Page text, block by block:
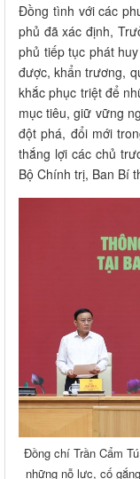
Đồng tình với các
phủ đã xác định,
phủ tiếp tục phát
được, khẩn trương,
khắc phục triệt để
mục tiêu, giữ vững
đột phá, đổi mới
thắng lợi các chủ
Bộ Chính trị, Ban Bí
Đồng chí Trần Cẩm
những nỗ lực, cố